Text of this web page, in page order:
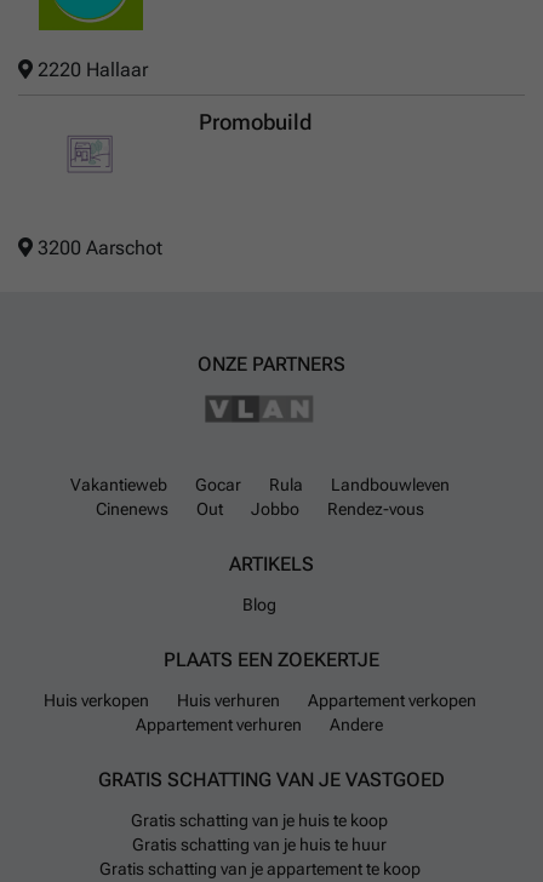
2220 Hallaar
Promobuild
3200 Aarschot
ONZE PARTNERS
Vakantieweb Gocar Rula
Landbouwleven
Cinenews
Out Jobbo Rendez-vous
ARTIKELS
Blog
PLAATS EEN ZOEKERTJE
Huis verkopen Huis verhuren
Appartement verkopen
Appartement verhuren
Andere
GRATIS SCHATTING VAN JE VASTGOED
Gratis schatting van je huis te koop
Gratis schatting van je huis te huur
Gratis schatting van je appartement te koop